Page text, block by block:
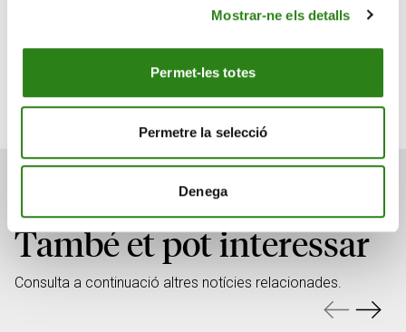
Mostrar-ne els detalls
Permet-les totes
Permetre la selecció
Denega
Descarregar la notícia sencera en PDF
També et pot interessar
Consulta a continuació altres notícies relacionades.